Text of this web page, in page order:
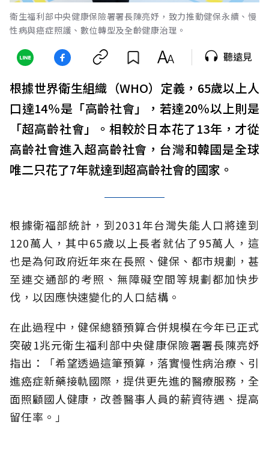
衛生福利部中央健康保險署署長陳亮妤，致力推動健保永續、慢
性病與癌症照護、數位轉型及全齡健康治理。
聽遠見
根據世界衛生組織（WHO）定義，65歲以上人
口達14％是「高齡社會」，若達20％以上則是
「超高齡社會」。相較於日本花了13年，才從
高齡社會進入超高齡社會，台灣和韓國是全球
唯二只花了7年就達到超高齡社會的國家。
根據衛福部統計，到2031年台灣失能人口將達到
120萬人，其中65歲以上長者就佔了95萬人，這
也是為何政府近年來在長照、健保、都市規劃，甚
至連交通部的考照、無障礙空間等規劃都加快步
伐，以因應快速變化的人口結構。
在此過程中，健保總額預算合併規模在今年已正式
突破1兆元衛生福利部中央健康保險署署長陳亮妤
指出：「希望透過這筆預算，落實慢性病治療、引
進癌症新藥接軌國際，提供更先進的醫療服務，全
面照顧國人健康，改善醫事人員的薪資待遇、提高
留任率。」